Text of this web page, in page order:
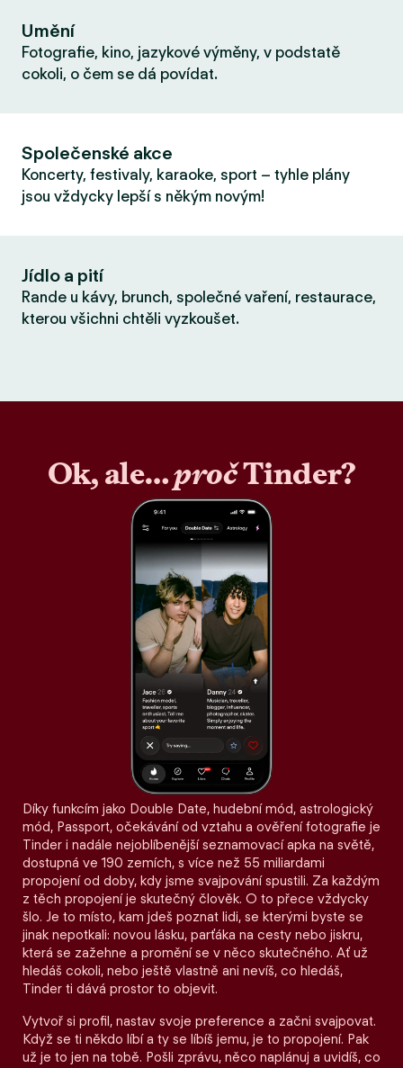
Umění
Fotografie, kino, jazykové výměny, v podstatě
cokoli, o čem se dá povídat.
Společenské akce
Koncerty, festivaly, karaoke, sport – tyhle plány
jsou vždycky lepší s někým novým!
Jídlo a pití
Rande u kávy, brunch, společné vaření, restaurace,
kterou všichni chtěli vyzkoušet.
Ok, ale…pročTinder?
Díky funkcím jako Double Date, hudební mód, astrologický
mód, Passport, očekávání od vztahu a ověření fotografie je
Tinder i nadále nejoblíbenější seznamovací apka na světě,
dostupná ve 190 zemích, s více než 55 miliardami
propojení od doby, kdy jsme svajpování spustili. Za každým
z těch propojení je skutečný člověk. O to přece vždycky
šlo. Je to místo, kam jdeš poznat lidi, se kterými byste se
jinak nepotkali: novou lásku, parťáka na cesty nebo jiskru,
která se zažehne a promění se v něco skutečného. Ať už
hledáš cokoli, nebo ještě vlastně ani nevíš, co hledáš,
Tinder ti dává prostor to objevit.
Vytvoř si profil, nastav svoje preference a začni svajpovat.
Když se ti někdo líbí a ty se líbíš jemu, je to propojení. Pak
už je to jen na tobě. Pošli zprávu, něco naplánuj a uvidíš, co